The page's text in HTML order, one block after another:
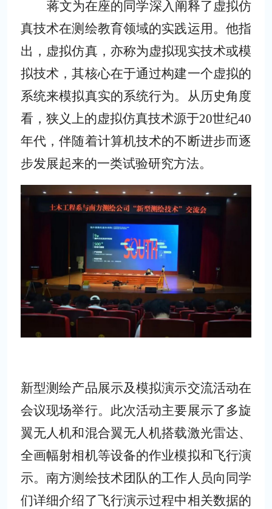
蒋文为在座的同学深入阐释了虚拟仿
真技术在测绘教育领域的实践运用。他指
出，虚拟仿真，亦称为虚拟现实技术或模
拟技术，其核心在于通过构建一个虚拟的
系统来模拟真实的系统行为。从历史角度
看，狭义上的虚拟仿真技术源于20世纪40
年代，伴随着计算机技术的不断进步而逐
步发展起来的一类试验研究方法。
新型测绘产品展示及模拟演示交流活动在
会议现场举行。此次活动主要展示了多旋
翼无人机和混合翼无人机搭载激光雷达、
全画幅射相机等设备的作业模拟和飞行演
示。南方测绘技术团队的工作人员向同学
们详细介绍了飞行演示过程中相关数据的